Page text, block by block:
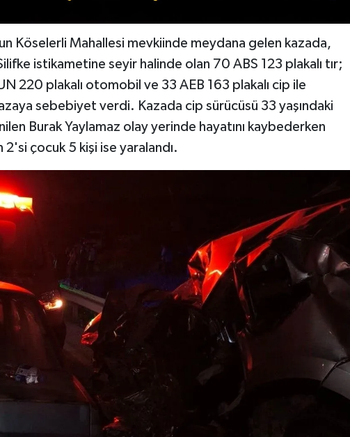
Köselerli Mahallesi mevkiinde meydana gelen kazada,
istikametine seyir halinde olan 70 ABS 123 plakalı tır;
220 plakalı otomobil ve 33 AEB 163 plakalı cip ile
sebebiyet verdi. Kazada cip sürücüsü 33 yaşındaki
Burak Yaylamaz olay yerinde hayatını kaybederken
çocuk 5 kişi ise yaralandı.